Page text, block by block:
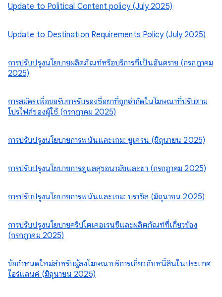
Update to Political Content policy (July 2025)
Update to Destination Requirements Policy (July 2025)
การปรับปรุงนโยบายผลิตภัณฑ์หรือบริการที่เป็นอันตราย (กรกฎาคม
2025)
การสมัครเพื่อขอรับการรับรองชื่อยาที่ถูกจำกัดในโฆษณาที่ปรับตาม
โปรไฟล์ของผู้ใช้ (กรกฎาคม 2025)
การปรับปรุงนโยบายการพนันและเกม: ยูเครน (มิถุนายน 2025)
การปรับปรุงนโยบายการดูแลสุขอนามัยและยา (กรกฎาคม 2025)
การปรับปรุงนโยบายการพนันและเกม: บราซิล (มิถุนายน 2025)
การปรับปรุงนโยบายคริปโตเคอเรนซีและผลิตภัณฑ์ที่เกี่ยวข้อง
(กรกฎาคม 2025)
ข้อกําหนดใหม่สําหรับผู้ลงโฆษณาบริการเกี่ยวกับหนี้สินในประเทศ
ไอร์แลนด์ (มิถุนายน 2025)